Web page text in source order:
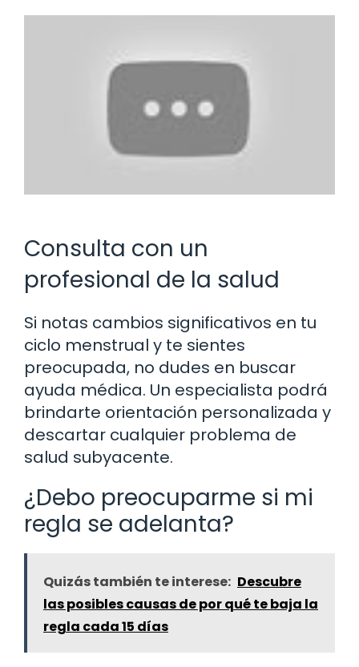
Consulta con un
profesional de la salud
Si notas cambios significativos en tu
ciclo menstrual y te sientes
preocupada, no dudes en buscar
ayuda médica. Un especialista podrá
brindarte orientación personalizada y
descartar cualquier problema de
salud subyacente.
¿Debo preocuparme si mi
regla se adelanta?
Quizás también te interese: Descubre
las posibles causas de por qué te baja la
regla cada 15 días